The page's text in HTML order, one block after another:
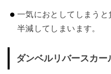
一気におとしてしまう
半減してしまいます。
ダンベルリバースカー